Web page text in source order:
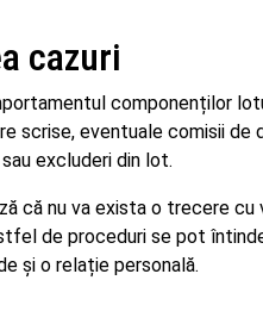
cazuri
componenților
scrise, eventuale comisii de
excluderi din lot.
că nu va exista o trecere cu
de proceduri se pot
și o relație personală.